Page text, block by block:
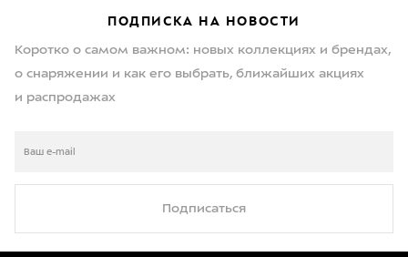
ПОДПИСКА НА НОВОСТИ
Коротко о самом важном: новых коллекциях и брендах,
о снаряжении и как его выбрать, ближайших акциях
и распродажах
Подписаться